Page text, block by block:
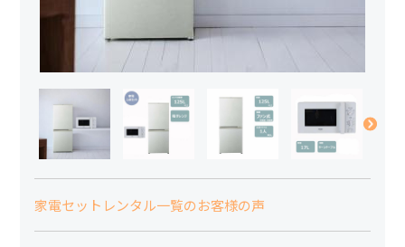
家電セットレンタル一覧のお客様の声